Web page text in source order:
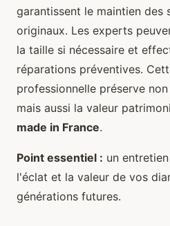
garantissent le maintien des
originaux. Les experts
la taille si nécessaire et
réparations préventives.
professionnelle préserve
mais aussi la valeur
made in France.
Point essentiel : un
l'éclat et la valeur de vos
générations futures.